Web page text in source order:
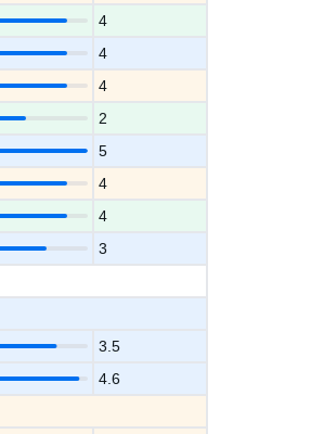
4
4
4
2
5
4
4
3
3.5
4.6